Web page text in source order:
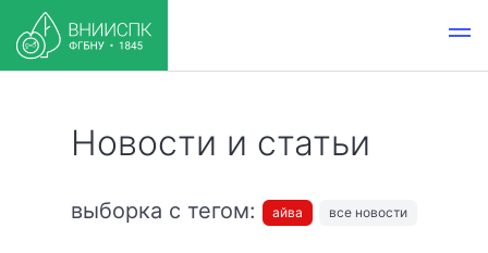
Новости и статьи
выборка с тегом: айва все новости